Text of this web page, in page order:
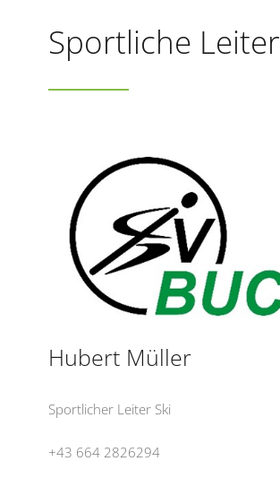
Sportliche Leiter
Hubert Müller
Sportlicher Leiter Ski
+43 664 2826294